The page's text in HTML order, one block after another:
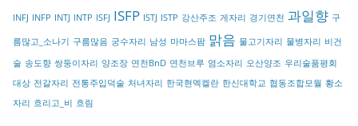
y
INFJ INFP INTJ INTP ISFJ ISFP ISTJ ISTP 강산주조 게자리 경기연천 과일향 구
름많고_소나기 구름많음 궁수자리 남성 마마스팜 맑음 물고기자리 물병자리 비건
술 송도향 쌍둥이자리 양조장 연천BnD 연천브루 염소자리 오산양조 우리술품평회
대상 전갈자리 전통주입덕술 처녀자리 한국현멕켈란 한신대학교 협동조합모월 황소
자리 흐리고_비 흐림